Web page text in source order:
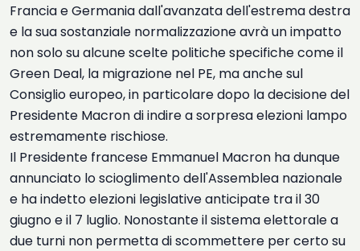
Francia e Germania dall'avanzata dell'estrema destra
e la sua sostanziale normalizzazione avrà un impatto
non solo su alcune scelte politiche specifiche come il
Green Deal, la migrazione nel PE, ma anche sul
Consiglio europeo, in particolare dopo la decisione del
Presidente Macron di indire a sorpresa elezioni lampo
estremamente rischiose.
Il Presidente francese Emmanuel Macron ha dunque
annunciato lo scioglimento dell'Assemblea nazionale
e ha indetto elezioni legislative anticipate tra il 30
giugno e il 7 luglio. Nonostante il sistema elettorale a
due turni non permetta di scommettere per certo su